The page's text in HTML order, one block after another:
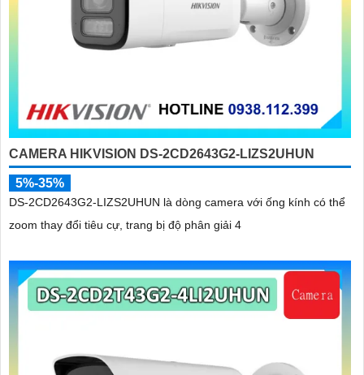
CAMERA HIKVISION DS-2CD2643G2-LIZS2UHUN
5%-35%
DS-2CD2643G2-LIZS2UHUN là dòng camera với ống kính có thể
zoom thay đổi tiêu cự, trang bị độ phân giải 4